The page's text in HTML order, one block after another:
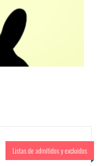
Listas de admitidos y excluidos